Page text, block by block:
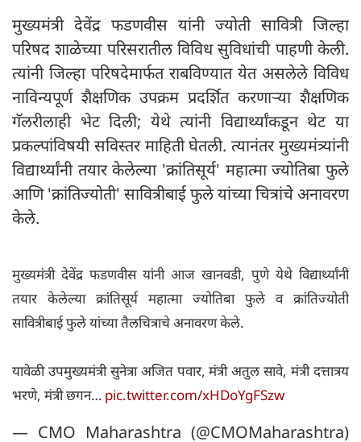
मुख्यमंत्री देवेंद्र फडणवीस यांनी ज्योती सावित्री जिल्हा
परिषद शाळेच्या परिसरातील विविध सुविधांची पाहणी केली.
त्यांनी जिल्हा परिषदेमार्फत राबविण्यात येत असलेले विविध
नाविन्यपूर्ण शैक्षणिक उपक्रम प्रदर्शित करणाऱ्या शैक्षणिक
गॅलरीलाही भेट दिली; येथे त्यांनी विद्यार्थ्यांकडून थेट या
प्रकल्पांविषयी सविस्तर माहिती घेतली. त्यानंतर मुख्यमंत्र्यांनी
विद्यार्थ्यांनी तयार केलेल्या 'क्रांतिसूर्य' महात्मा ज्योतिबा फुले
आणि 'क्रांतिज्योती' सावित्रीबाई फुले यांच्या चित्रांचे अनावरण
केले.
मुख्यमंत्री देवेंद्र फडणवीस यांनी आज खानवडी, पुणे येथे विद्यार्थ्यांनी
तयार केलेल्या क्रांतिसूर्य महात्मा ज्योतिबा फुले व क्रांतिज्योती
सावित्रीबाई फुले यांच्या तैलचित्राचे अनावरण केले.
यावेळी उपमुख्यमंत्री सुनेत्रा अजित पवार, मंत्री अतुल सावे, मंत्री दत्तात्रय
भरणे, मंत्री छगन… pic.twitter.com/xHDoYgFSzw
— CMO Maharashtra (@CMOMaharashtra)